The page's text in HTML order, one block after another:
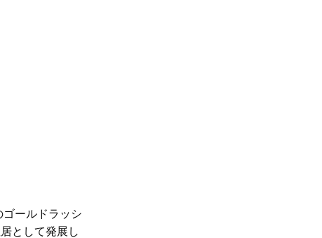
ールドラッシ
として発展し